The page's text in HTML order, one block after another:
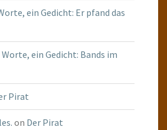
ein Gedicht: Er pfand das
Worte, ein Gedicht: Bands im
Pirat
on Der Pirat